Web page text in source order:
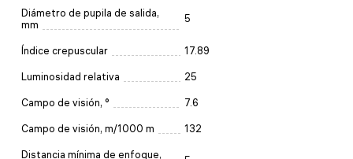
Diámetro de pupila de salida,
mm
5
Índice crepuscular 17.89
Luminosidad relativa 25
Campo de visión, ° 7.6
Campo de visión, m/1000 m 132
Distancia mínima de enfoque,